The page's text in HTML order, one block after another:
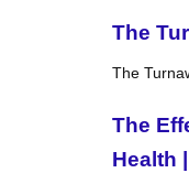
The
The
The
Health